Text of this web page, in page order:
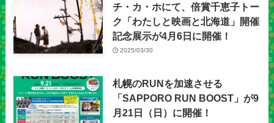
チ・カ・ホにて、倍賞千恵子トー
ク「わたしと映画と北海道」開催
記念展示が4月6日に開催！
2025/03/30
札幌のRUNを加速させる
「SAPPORO RUN BOOST」が9
月21日（日）に開催！